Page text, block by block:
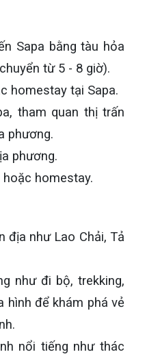
Sapa bằng tàu hỏa
từ 5 - 8 giờ).
homestay tại Sapa.
tham quan thị trấn
phương.
phương.
homestay.
địa như Lao Chải, Tả
như đi bộ, trekking,
hình để khám phá vẻ
nổi tiếng như thác